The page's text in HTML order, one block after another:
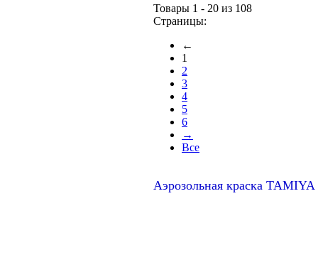
Товары 1 - 20 из 108
Страницы:
←
1
2
3
4
5
6
→
Все
Аэрозольная краска TAMIYA